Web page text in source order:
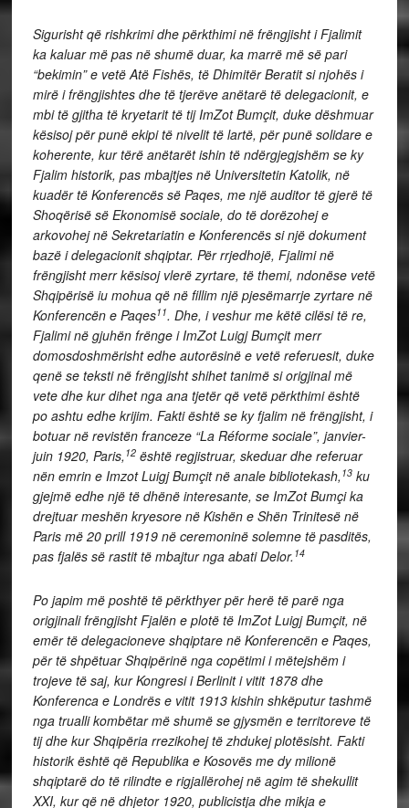
Sigurisht që rishkrimi dhe përkthimi në frëngjisht i Fjalimit
ka kaluar më pas në shumë duar, ka marrë më së pari
“bekimin” e vetë Atë Fishës, të Dhimitër Beratit si njohës i
mirë i frëngjishtes dhe të tjerëve anëtarë të delegacionit, e
mbi të gjitha të kryetarit të tij ImZot Bumçit, duke dëshmuar
kësisoj për punë ekipi të nivelit të lartë, për punë solidare e
koherente, kur tërë anëtarët ishin të ndërgjegjshëm se ky
Fjalim historik, pas mbajtjes në Universitetin Katolik, në
kuadër të Konferencës së Paqes, me një auditor të gjerë të
Shoqërisë së Ekonomisë sociale, do të dorëzohej e
arkovohej në Sekretariatin e Konferencës si një dokument
bazë i delegacionit shqiptar. Për rrjedhojë, Fjalimi në
frëngjisht merr kësisoj vlerë zyrtare, të themi, ndonëse vetë
Shqipërisë iu mohua që në fillim një pjesëmarrje zyrtare në
Konferencën e Paqes11. Dhe, i veshur me këtë cilësi të re,
Fjalimi në gjuhën frënge i ImZot Luigj Bumçit merr
domosdoshmërisht edhe autorësinë e vetë referuesit, duke
qenë se teksti në frëngjisht shihet tanimë si origjinal më
vete dhe kur dihet nga ana tjetër që vetë përkthimi është
po ashtu edhe krijim. Fakti është se ky fjalim në frëngjisht, i
botuar në revistën franceze “La Réforme sociale”, janvier-
juin 1920, Paris, 12është regjistruar, skeduar dhe referuar
nën emrin e Imzot Luigj Bumçit në anale bibliotekash, 13ku
gjejmë edhe një të dhënë interesante, se ImZot Bumçi ka
drejtuar meshën kryesore në Kishën e Shën Trinitesë në
Paris më 20 prill 1919 në ceremoninë solemne të pasditës,
pas fjalës së rastit të mbajtur nga abati Delor. 14
Po japim më poshtë të përkthyer për herë të parë nga
origjinali frëngjisht Fjalën e plotë të ImZot Luigj Bumçit, në
emër të delegacioneve shqiptare në Konferencën e Paqes,
për të shpëtuar Shqipërinë nga copëtimi i mëtejshëm i
trojeve të saj, kur Kongresi i Berlinit i vitit 1878 dhe
Konferenca e Londrës e vitit 1913 kishin shkëputur tashmë
nga trualli kombëtar më shumë se gjysmën e territoreve të
tij dhe kur Shqipëria rrezikohej të zhdukej plotësisht. Fakti
historik është që Republika e Kosovës me dy milionë
shqiptarë do të rilindte e rigjallërohej në agim të shekullit
XXI, kur që në dhjetor 1920, publicistja dhe mikja e